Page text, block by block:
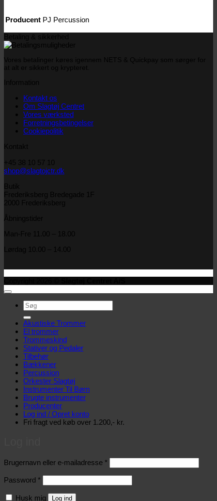
Producent PJ Percussion
Betaling & sikkerhed
Vores betalinger køres igennem NETS & Quickpay som sørger for
at alt er sikkert og krypteret.
Information
Kontakt os
Om Slagtøj Centret
Vores værksted
Forretningsbetingelser
Cookiepolitik
Kontakt
+45 38 10 57 10
shop@slagtojctr.dk
Butik
Frederiksberg Bredegade 1F
2000 Frederiksberg
Åbningstider
Man-Fre 11.00 – 18.00
Lørdag 10.00 – 14.00
Søg
efter:
Akustiske Trommer
El trommer
Trommeskind
Stativer og Pedaler
Tilbehør
Bækkener
Percussion
Orkester Slagtøj
Instrumenter Til Børn
Brugte instrumenter
Producenter
Log ind / Opret konto
Fri fragt ved køb over 1.200,- kr.
Brugernavn eller e-mailadresse *
Password *
Husk mig Log ind